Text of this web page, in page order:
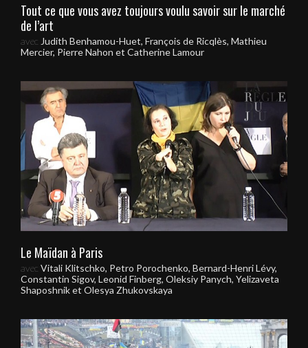
Tout ce que vous avez toujours voulu savoir sur le marché
de l’art
avec Judith Benhamou-Huet, François de Ricqlès, Mathieu
Mercier, Pierre Nahon et Catherine Lamour
Le Maïdan à Paris
avec Vitali Klitschko, Petro Porochenko, Bernard-Henri Lévy,
Constantin Sigov, Leonid Finberg, Oleksiy Panych, Yelizaveta
Shaposhnik et Olesya Zhukovskaya